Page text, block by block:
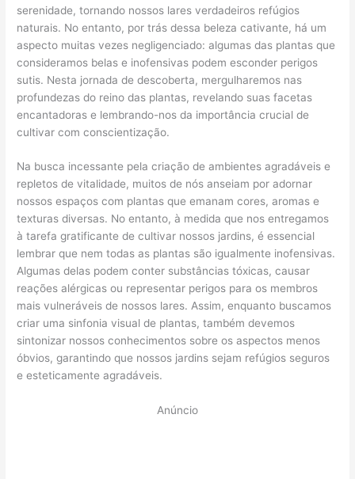
serenidade, tornando nossos lares verdadeiros refúgios
naturais. No entanto, por trás dessa beleza cativante, há um
aspecto muitas vezes negligenciado: algumas das plantas que
consideramos belas e inofensivas podem esconder perigos
sutis. Nesta jornada de descoberta, mergulharemos nas
profundezas do reino das plantas, revelando suas facetas
encantadoras e lembrando-nos da importância crucial de
cultivar com conscientização.
Na busca incessante pela criação de ambientes agradáveis e
repletos de vitalidade, muitos de nós anseiam por adornar
nossos espaços com plantas que emanam cores, aromas e
texturas diversas. No entanto, à medida que nos entregamos
à tarefa gratificante de cultivar nossos jardins, é essencial
lembrar que nem todas as plantas são igualmente inofensivas.
Algumas delas podem conter substâncias tóxicas, causar
reações alérgicas ou representar perigos para os membros
mais vulneráveis de nossos lares. Assim, enquanto buscamos
criar uma sinfonia visual de plantas, também devemos
sintonizar nossos conhecimentos sobre os aspectos menos
óbvios, garantindo que nossos jardins sejam refúgios seguros
e esteticamente agradáveis.
Anúncio